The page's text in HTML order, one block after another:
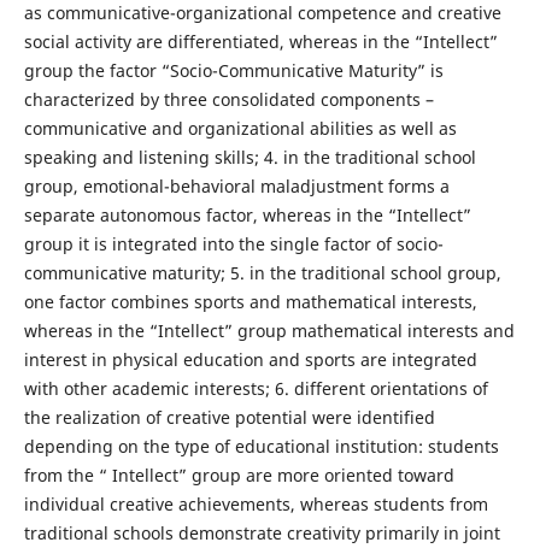
as communicative-organizational competence and creative
social activity are differentiated, whereas in the “Intellect”
group the factor “Socio-Communicative Maturity” is
characterized by three consolidated components –
communicative and organizational abilities as well as
speaking and listening skills; 4. in the traditional school
group, emotional-behavioral maladjustment forms a
separate autonomous factor, whereas in the “Intellect”
group it is integrated into the single factor of socio-
communicative maturity; 5. in the traditional school group,
one factor combines sports and mathematical interests,
whereas in the “Intellect” group mathematical interests and
interest in physical education and sports are integrated
with other academic interests; 6. different orientations of
the realization of creative potential were identified
depending on the type of educational institution: students
from the “ Intellect” group are more oriented toward
individual creative achievements, whereas students from
traditional schools demonstrate creativity primarily in joint